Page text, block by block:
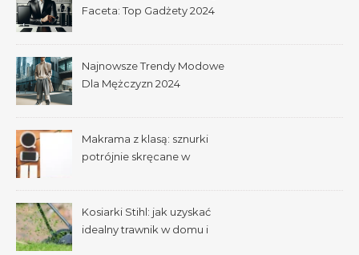
Faceta: Top Gadżety 2024
Najnowsze Trendy Modowe
Dla Mężczyzn 2024
Makrama z klasą: sznurki
potrójnie skręcane w
Kosiarki Stihl: jak uzyskać
idealny trawnik w domu i